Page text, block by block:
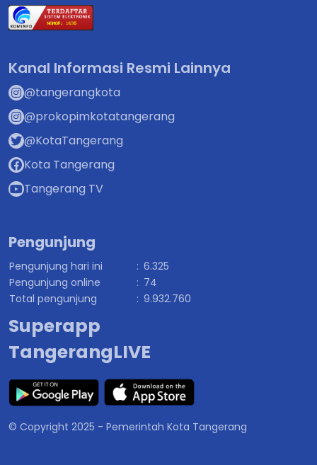
Kanal Informasi Resmi Lainnya
@tangerangkota
@prokopimkotatangerang
@KotaTangerang
Kota Tangerang
Tangerang TV
Pengunjung
Pengunjung hari ini : 6.325
Pengunjung online
: 74
Total pengunjung
: 9.932.760
Superapp
TangerangLIVE
© Copyright 2025 - Pemerintah Kota Tangerang